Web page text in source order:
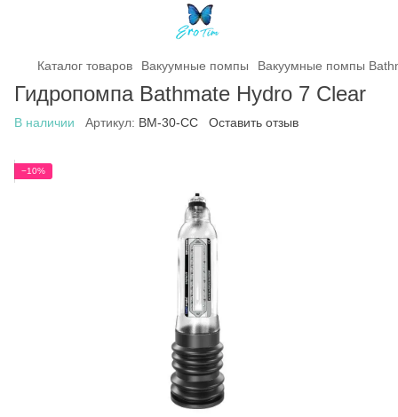
Каталог товаров Вакуумные помпы Вакуумные помпы
Гидропомпа Bathmate Hydro 7 Clear
В наличии Артикул: BM-30-CC Оставить отзыв
−10%